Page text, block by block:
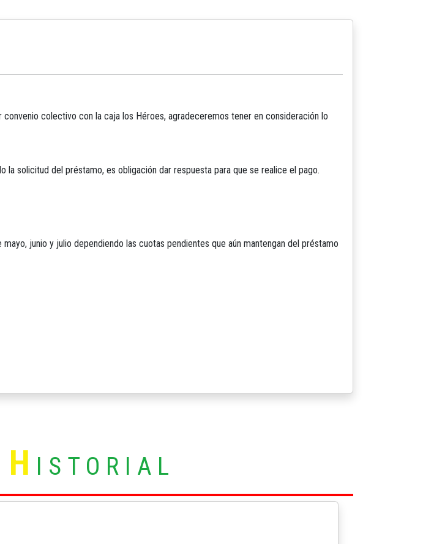
colectivo con la caja los Héroes, agradeceremos tener en consideración lo
solicitud del préstamo, es obligación dar respuesta para que se realice el pago.
junio y julio dependiendo las cuotas pendientes que aún mantengan del préstamo
H ISTORIAL